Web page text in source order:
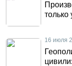
только
16 июля